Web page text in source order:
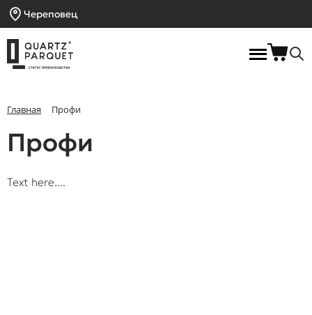
Череповец
Главная Профи
Профи
Text here....